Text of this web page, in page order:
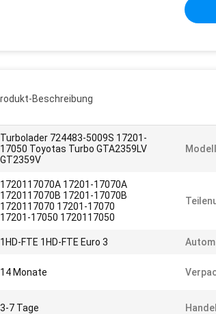
Beschreibung
Turbolader 724483-5009S 17201-
17050 Toyotas Turbo GTA2359LV
GT2359V
1720117070A 17201-17070A
1720117070B 17201-17070B
1720117070 17201-17070
17201-17050 1720117050
1HD-FTE 1HD-FTE Euro 3
14 Monate
3-7 Tage